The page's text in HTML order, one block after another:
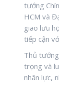
tướng
HCM và
giao lưu
tiếp cận
Thủ
trọng và
nhân lực,